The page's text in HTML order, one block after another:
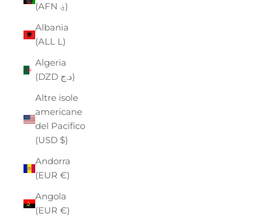
(AFN ؋)
Albania
(ALL L)
Algeria
(DZD د.ج)
Altre isole
americane
del Pacifico
(USD $)
Andorra
(EUR €)
Angola
(EUR €)